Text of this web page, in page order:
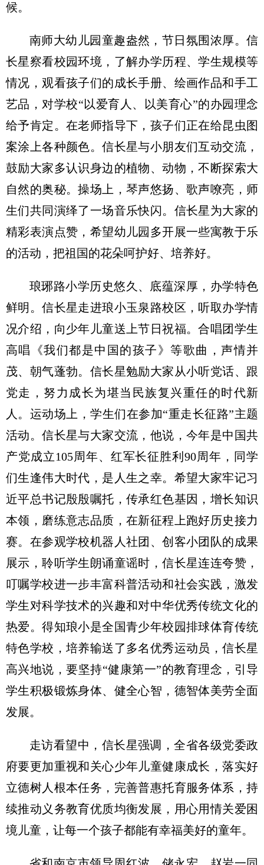
候。
南师大幼儿园童趣盎然，节日氛围浓厚。信
长星察看校园环境，了解办学历程、学生规模等
情况，观看孩子们的成长手册、绘画作品和手工
艺品，对学校“以爱育人、以美育心”的办园理念
给予肯定。在老师指导下，孩子们正在给昆虫图
案涂上各种颜色。信长星与小朋友们互动交流，
鼓励大家多认识身边的植物、动物，不断探索大
自然的奥秘。操场上，琴声悠扬、歌声嘹亮，师
生们共同演绎了一场音乐快闪。信长星为大家的
精彩表演点赞，希望幼儿园多开展一些寓教于乐
的活动，把祖国的花朵呵护好、培养好。
琅琊路小学历史悠久、底蕴深厚，办学特色
鲜明。信长星走进琅小玉泉路校区，听取办学情
况介绍，向少年儿童送上节日祝福。合唱团学生
高唱《我们都是中国的孩子》等歌曲，声情并
茂、朝气蓬勃。信长星勉励大家从小听党话、跟
党走，努力成长为堪当民族复兴重任的时代新
人。运动场上，学生们在参加“重走长征路”主题
活动。信长星与大家交流，他说，今年是中国共
产党成立105周年、红军长征胜利90周年，同学
们生逢伟大时代，是人生之幸。希望大家牢记习
近平总书记殷殷嘱托，传承红色基因，增长知识
本领，磨练意志品质，在新征程上跑好历史接力
赛。在参观学校机器人社团、创客小团队的成果
展示，聆听学生朗诵童谣时，信长星连连夸赞，
叮嘱学校进一步丰富科普活动和社会实践，激发
学生对科学技术的兴趣和对中华优秀传统文化的
热爱。得知琅小是全国青少年校园排球体育传统
特色学校，培养输送了多名优秀运动员，信长星
高兴地说，要坚持“健康第一”的教育理念，引导
学生积极锻炼身体、健全心智，德智体美劳全面
发展。
走访看望中，信长星强调，全省各级党委政
府要更加重视和关心少年儿童健康成长，落实好
立德树人根本任务，完善普惠托育服务体系，持
续推动义务教育优质均衡发展，用心用情关爱困
境儿童，让每一个孩子都能有幸福美好的童年。